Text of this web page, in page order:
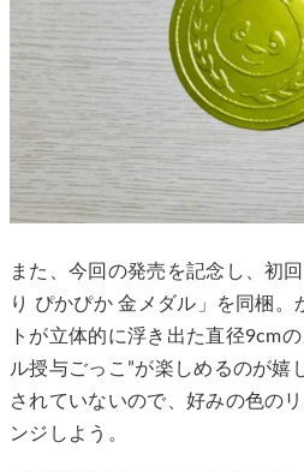
また、今回の発売を記念し、初
り ぴかぴか 金メダル」を同梱。
トが立体的に浮き出た直径9cm
ル授与ごっこ”が楽しめるのが嬉
されていないので、好みの色の
ンジしよう。